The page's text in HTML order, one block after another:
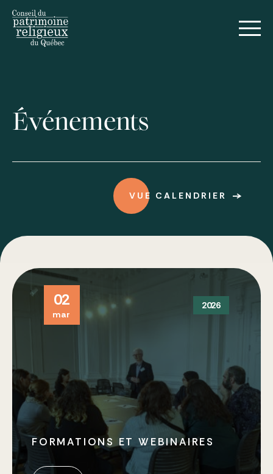
Voir tous les événements
Formations et webinaires
Prix d’excellence
Journées du patrimoine religieux
Journée des archives religieuses
Colloque international 2026
Événements
VUE CALENDRIER
02
mar
2026
FORMATIONS ET WEBINAIRES